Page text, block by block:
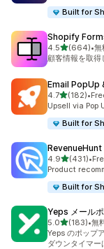
Built for
Shopify
4.55つ星中
(664)
合計レビュー数
•無
顧客情報を取得
Email PopUp
4.75つ星中
(182)
合計レビュー数
•
Upsell via Pop
Built for
4.95つ星中
(431)
合計レビュー数
•
Product
Built for
Yeps メール
5.05つ星中
(183)
合計レビュー数
•無
Yeps のポップ
ダウンタイマ